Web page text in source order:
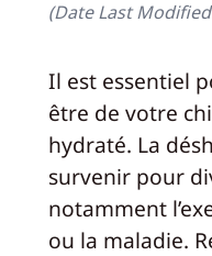
(Date Last
Il est essentiel
être de votre
hydraté. La
survenir pour
notamment
ou la maladie.